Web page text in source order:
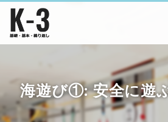
海遊び①: 安全に遊